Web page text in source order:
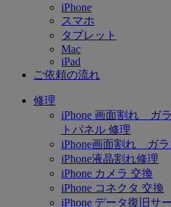
iPhone
スマホ
タブレット
Mac
iPad
ご依頼の流れ
修理
iPhone 画面割れ ガ
トパネル 修理
iPhone画面割れ ガ
iPhone液晶割れ修理
iPhone カメラ 交換
iPhone コネクタ 交換
iPhone データ復旧サ